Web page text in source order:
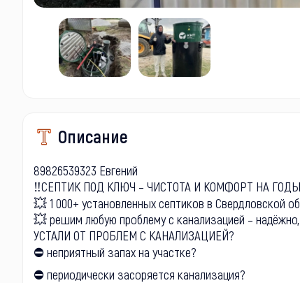
Описание
89826539323 Евгений
‼СЕПТИК ПОД КЛЮЧ – ЧИСТОТА И КОМФОРТ НА
💥 1 000+ установленных септиков в Свердловской
💥 решим любую проблему с канализацией –
УСТАЛИ ОТ ПРОБЛЕМ С КАНАЛИЗАЦИЕЙ?
⛔ неприятный запах на участке?
⛔ периодически засоряется канализация?